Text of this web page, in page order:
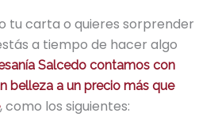
tu carta o quieres sorprender
a tiempo de hacer algo
Salcedo contamos con
belleza a un precio más que
, como los siguientes: